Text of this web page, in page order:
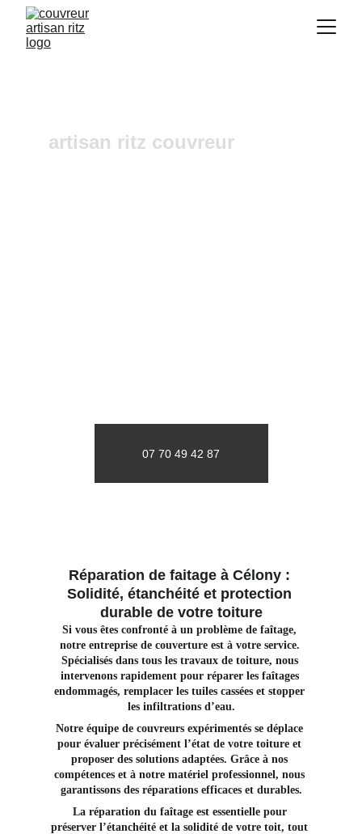
artisan ritz couvreur
07 70 49 42 87
Si vous êtes confronté à un problème de faîtage,
notre entreprise de couverture est à votre service.
Spécialisés dans tous les travaux de toiture, nous
intervenons rapidement pour réparer les faîtages
endommagés, remplacer les tuiles cassées et stopper
les infiltrations d’eau.
Notre équipe de couvreurs expérimentés se déplace
pour évaluer précisément l’état de votre toiture et
proposer des solutions adaptées. Grâce à nos
compétences et à notre matériel professionnel, nous
garantissons des réparations efficaces et durables.
La réparation du faîtage est essentielle pour
préserver l’étanchéité et la solidité de votre toit, tout
Réparation de faitage à Célony :
Solidité, étanchéité et protection
durable de votre toiture